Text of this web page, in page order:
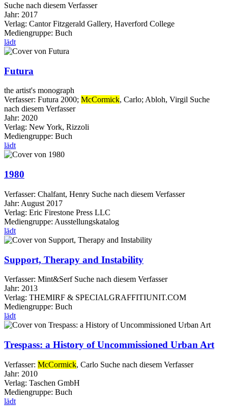
Suche nach diesem Verfasser
Jahr: 2017
Verlag: Cantor Fitzgerald Gallery, Haverford College
Mediengruppe: Buch
lädt
Futura
the artist's monograph
Verfasser: Futura 2000; McCormick, Carlo;Abloh, Virgil Suche
nach diesem Verfasser
Jahr: 2020
Verlag: New York, Rizzoli
Mediengruppe: Buch
lädt
1980
Verfasser: Chalfant, Henry Suche nach diesem Verfasser
Jahr: August 2017
Verlag: Eric Firestone Press LLC
Mediengruppe: Ausstellungskatalog
lädt
Support, Therapy and Instability
Verfasser: Mint&Serf Suche nach diesem Verfasser
Jahr: 2013
Verlag: THEMIRF & SPECIALGRAFFITIUNIT.COM
Mediengruppe: Buch
lädt
Trespass: a History of Uncommissioned Urban Art
Verfasser: McCormick, Carlo Suche nach diesem Verfasser
Jahr: 2010
Verlag: Taschen GmbH
Mediengruppe: Buch
lädt